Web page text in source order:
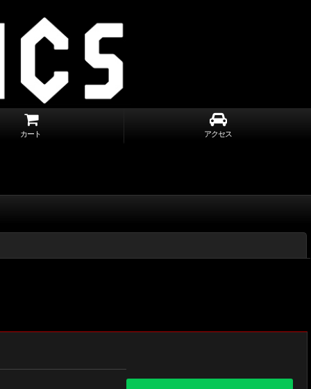
カート アクセス